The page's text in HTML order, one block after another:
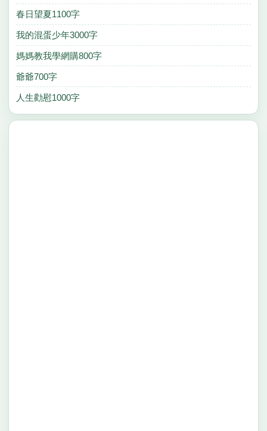
春日望夏1100字
我的混蛋少年3000字
媽媽教我學網購800字
爺爺700字
人生勸慰1000字